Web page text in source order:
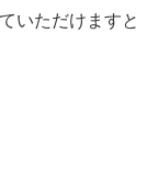
いただけますと